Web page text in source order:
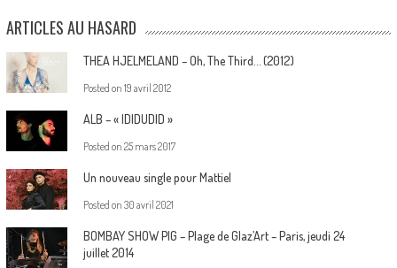
ARTICLES AU HASARD
THEA HJELMELAND – Oh, The Third… (2012)
Posted on 19 avril 2012
ALB – « IDIDUDID »
Posted on 25 mars 2017
Un nouveau single pour Mattiel
Posted on 30 avril 2021
BOMBAY SHOW PIG – Plage de Glaz’Art – Paris, jeudi 24
juillet 2014